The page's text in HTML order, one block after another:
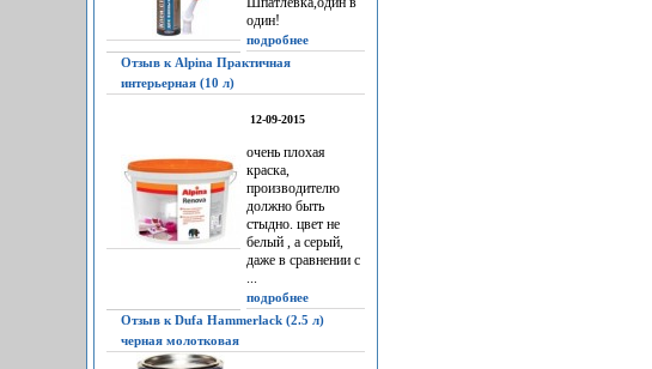
один!
подробнее
Отзыв к Alpina Практичная
интерьерная (10 л)
12-09-2015
очень плохая
краска,
производителю
должно быть
стыдно. цвет не
белый , а серый,
даже в сравнении с
...
подробнее
Отзыв к Dufa Hammerlack (2.5 л)
черная молотковая